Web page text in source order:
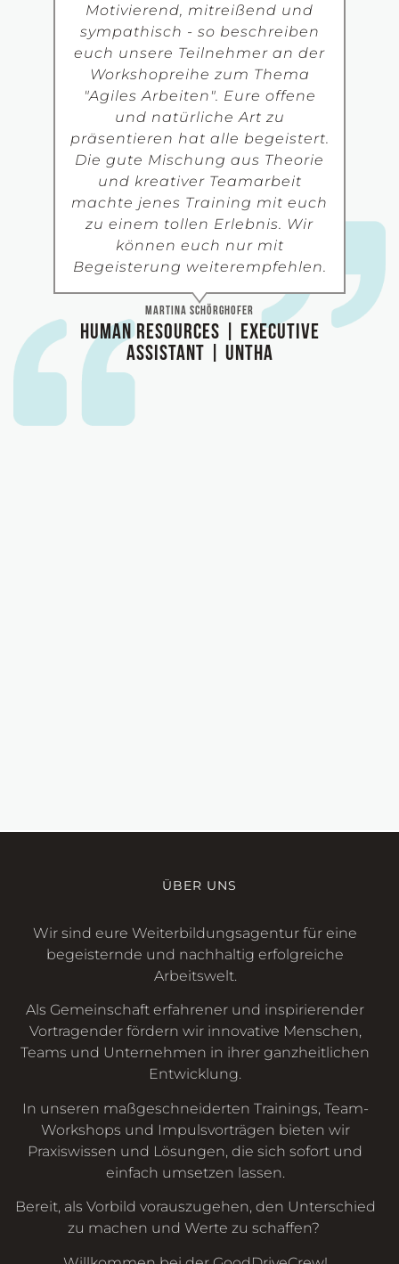
Motivierend, mitreißend und
sympathisch - so beschreiben
euch unsere Teilnehmer an der
Workshopreihe zum Thema
"Agiles Arbeiten". Eure offene
und natürliche Art zu
präsentieren hat alle begeistert.
Die gute Mischung aus Theorie
und kreativer Teamarbeit
machte jenes Training mit euch
zu einem tollen Erlebnis. Wir
können euch nur mit
Begeisterung weiterempfehlen.
Martina Schörghofer
Human Resources | Executive
Assistant | UNTHA
ÜBER UNS
Wir sind eure Weiterbildungsagentur für eine
begeisternde und nachhaltig erfolgreiche
Arbeitswelt.
Als Gemeinschaft erfahrener und inspirierender
Vortragender fördern wir innovative Menschen,
Teams und Unternehmen in ihrer ganzheitlichen
Entwicklung.
In unseren maßgeschneiderten Trainings, Team-
Workshops und Impulsvorträgen bieten wir
Praxiswissen und Lösungen, die sich sofort und
einfach umsetzen lassen.
Bereit, als Vorbild vorauszugehen, den Unterschied
zu machen und Werte zu schaffen?